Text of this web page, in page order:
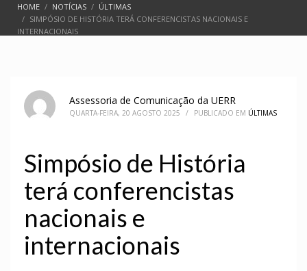
HOME NOTÍCIAS
ÚLTIMAS
SIMPÓSIO DE HISTÓRIA TERÁ CONFERENCISTAS NACIONAIS E
INTERNACIONAIS
Assessoria de Comunicação da UERR
QUARTA-FEIRA, 20 AGOSTO 2025 / PUBLICADO EM ÚLTIMAS
Simpósio de História
terá conferencistas
nacionais e
internacionais